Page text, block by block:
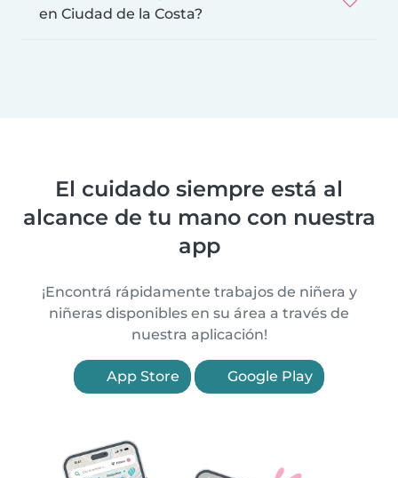
en Ciudad de la Costa?
El cuidado siempre está al
alcance de tu mano con nuestra
app
¡Encontrá rápidamente trabajos de niñera y
niñeras disponibles en su área a través de
nuestra aplicación!
App Store Google Play